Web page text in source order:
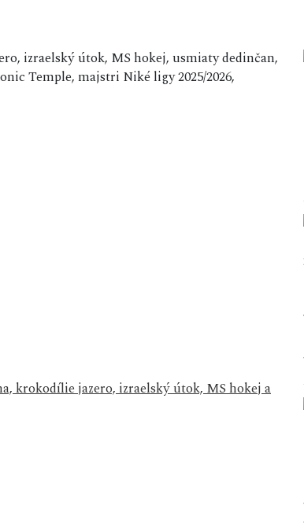
izraelský útok, MS hokej, usmiaty dedinčan,
Temple, majstri Niké ligy 2025/2026,
krokodílie jazero, izraelský útok, MS hokej a